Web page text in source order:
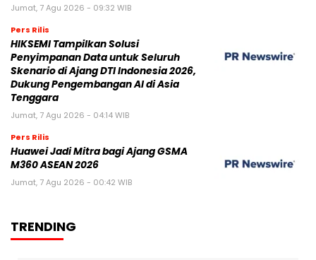
Jumat, 7 Agu 2026 - 09:32 WIB
Pers Rilis
HIKSEMI Tampilkan Solusi
Penyimpanan Data untuk Seluruh
Skenario di Ajang DTI Indonesia 2026,
Dukung Pengembangan AI di Asia
Tenggara
Jumat, 7 Agu 2026 - 04:14 WIB
Pers Rilis
Huawei Jadi Mitra bagi Ajang GSMA
M360 ASEAN 2026
Jumat, 7 Agu 2026 - 00:42 WIB
TRENDING